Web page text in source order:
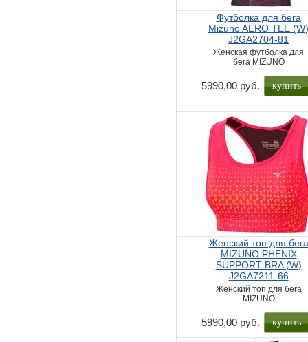
Футболка для бега
Mizuno AERO TEE
J2GA2704-81
Женская футболка для
бега MIZUNO
5990,00 руб. купить
Женский топ для бега
MIZUNO PHENIX
SUPPORT BRA (W)
J2GA7211-66
Женский топ для бега
MIZUNO
5990,00 руб. купить